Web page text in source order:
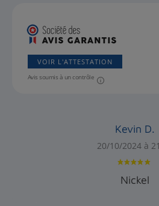
VOIR L'ATTESTATION
Avis soumis à un contrôle
Kevin D.
20/10/2024 à
Nickel